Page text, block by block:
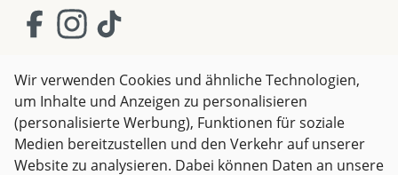
Die Little Dutch Tauchtiere sind für uns die perfekten
Begleiter für kleine Wasserratten. Das
vermeiden und die Freude am Tauchen zu wecken.
Die tolle Haptik und das schicke Design machen das
Set zu einem echten Sommer-Highlight. Ein ideales
Geschenk für alle, die ihre Schwimmkünste
verbessern wollen!
AGB Impressum
Datenschutz
Widerrufsrecht
Wir verwenden Cookies und ähnliche Technologien,
um Inhalte und Anzeigen zu personalisieren
(personalisierte Werbung), Funktionen für soziale
Medien bereitzustellen und den Verkehr auf unserer
Website zu analysieren. Dabei können Daten an unsere